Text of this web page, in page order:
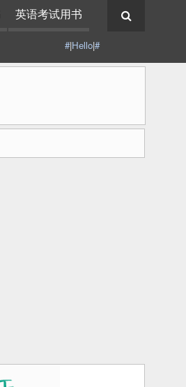
英语考试用书
#|Hello|#